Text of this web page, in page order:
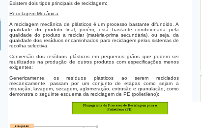
Existem dois tipos principais de reciclagem:
Reciclagem Mecânica
A reciclagem mecânica de plásticos é um processo bastante difundido. A
qualidade do produto final, porém, está bastante condicionada pela
qualidade do produto a reciclar (matéria-prima secundária), ou seja, da
qualidade dos resíduos encaminhados para reciclagem pelos sistemas de
recolha selectiva.
Conversão dos resíduos plásticos em pequenos grãos que podem ser
reutilizados na produção de outros produtos com especificações menos
exigentes;
Genericamente, os resíduos plásticos ao serem reciclados
mecanicamente, passam por um conjunto de etapas como sejam a
trituração, lavagem, secagem, aglomeração, extrusão e granulação, como
demonstra o seguinte esquema da reciclagem de PE (polietileno):